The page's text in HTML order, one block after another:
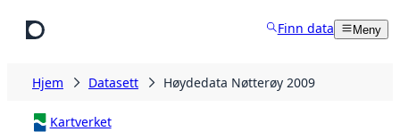
Finn data Meny
Hjem Datasett Høydedata Nøtterøy 2009
Kartverket